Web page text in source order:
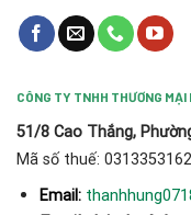
CÔNG TY TNHH THƯƠNG
51/8 Cao Thắng,
Mã số thuế: 0313353162
Email: